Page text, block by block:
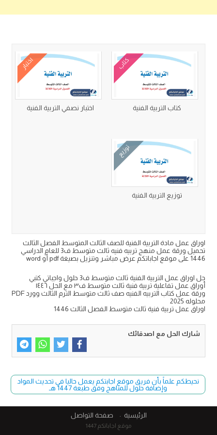
كتاب
كتاب التربية الفنية
اختبار
اختبار نصفي التربية الفنية
توزيع
توزيع التربية الفنية
اوراق عمل مادة التربية الفنية للصف الثالث المتوسط الفصل الثالث
تحميل ورقة عمل منهج تربيه فنيه ثالث متوسط ف3 للعام الدراسي
1446 على موقع اجاباتكم عرض مباشر وتنزيل بصيغة pdf أو word
حل اوراق عمل التربية الفنية ثالث متوسط ف3 حلول واجباتي كتبي
أوراق عمل تفاعلية تربية فنية ثالث متوسط ف٣ مع الحل ١٤٤٦
ورقة عمل كتاب التربيه الفنيه صف ثالث متوسط الترم الثالث وورد PDF
محلوله 2025
اوراق عمل تربية فنية ثالث متوسط الفصل الثالث 1446
شارك الحل مع اصدقائك
نحيطكم علماً بأن فريق موقع اجابتكم يعمل حاليا في تحديث المواد
وإضافة حلول للمناهج وفق طبعة 1447 هـ
الرئيسية صفحة التواصل
موقع اجاباتكم 1447